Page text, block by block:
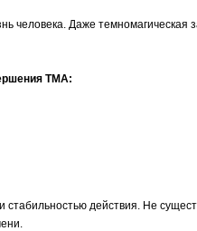
человека. Даже темномагическая
ТМА:
действия. Не